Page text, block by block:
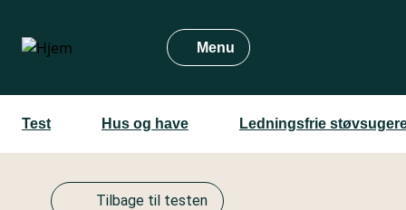
hovedindhold
Menu
Test Hus og have Ledningsfrie
Tilbage til testen